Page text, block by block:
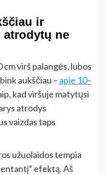
ir
atrodytų ne
virš palangės, lubos
aukščiau – apie 10–
kad viršuje matytųsi
atrodys
vaizdas taps
užuolaidos tempia
efektą. Aš